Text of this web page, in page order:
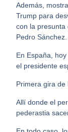
Además,
Trump para
con la presunta
Pedro Sánchez.
En España,
el presidente
Primera gira de
Allí donde el
pederastia